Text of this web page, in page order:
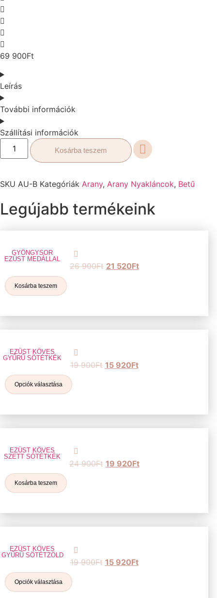
69 900Ft
Leírás
További információk
Szállítási információk
Kosárba teszem
SKU AU-B Kategóriák Arany, Arany Nyakláncok, Betű
Legújabb termékeink
GYÖNGYSOR
EZÜST MEDÁLLAL
26 900Ft 21 520Ft
Kosárba teszem
EZÜST KÖVES
GYŰRŰ SÖTÉTKÉK
19 900Ft 15 920Ft
Opciók választása
EZÜST KÖVES
SZETT SÖTÉTKÉK
24 900Ft 19 920Ft
Kosárba teszem
EZÜST KÖVES
GYŰRŰ SÖTÉTZÖLD
19 900Ft 15 920Ft
Opciók választása